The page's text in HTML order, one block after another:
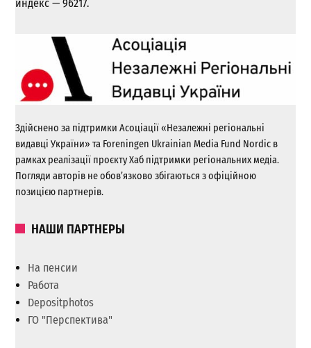
индекс — 96217.
Здійснено за підтримки Асоціації «Незалежні регіональні
видавці України» та Foreningen Ukrainian Media Fund Nordic в
рамках реалізації проєкту Хаб підтримки регіональних медіа.
Погляди авторів не обов’язково збігаються з офіційною
позицією партнерів.
НАШИ ПАРТНЕРЫ
На пенсии
Работа
Depositphotos
ГО "Перспектива"